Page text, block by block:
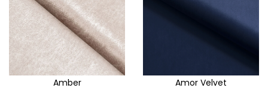
Amber Amor Velvet